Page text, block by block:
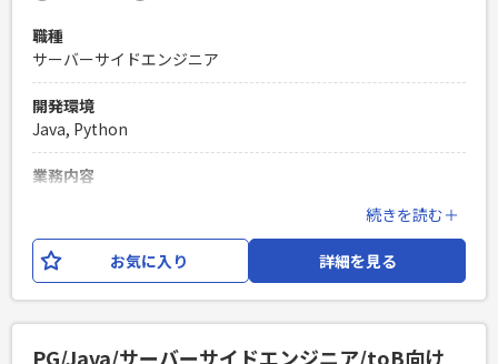
基本設計書・詳細設計書の作成および改修経験 ・配下メンバ
ーのスケジュール管理
PHPを用いたWebサービスの開発経験4年以上
Laravelを用いた開発経験1年以上
エンジニア複数人のチームでの開発経験
職種
サーバーサイドエンジニア
開発環境
Java, Python
業務内容
プラットフォームのリニューアル案件に サーバーサイドエン
ジニア（Python）のSEとしてご参画いただきます。 【開発環
境】Python,Azure,HTML,CSS,JavaScript,Azure,Claude
続きを読む＋
お気に入り 詳細を見る
PG/Java/サーバーサイドエンジニア/toB向け